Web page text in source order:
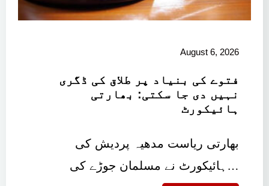
August 6, 2026
فتوے کی بنیاد پر طلاق کی ڈگری
نہیں دی جا سکتی: بھارتی
ہائیکورٹ
بھارتی ریاست مدھیہ پردیش کی
ہائیکورٹ نے مسلمان جوڑے کی…